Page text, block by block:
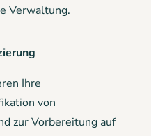
Verwaltung.
Ihre
von
zur Vorbereitung auf